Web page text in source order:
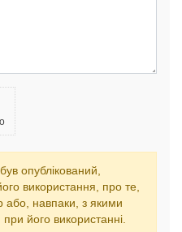
опублікований,
використання, про те,
або, навпаки, з якими
його використанні.